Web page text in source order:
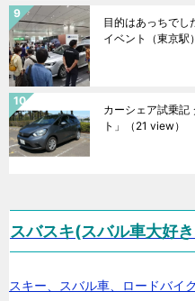
目的はあっちで
イベント（東京駅）
カーシェア試乗記
ト」
（21 view）
スバスキ(スバル車大好
スキー、スバル車、ロードバイ